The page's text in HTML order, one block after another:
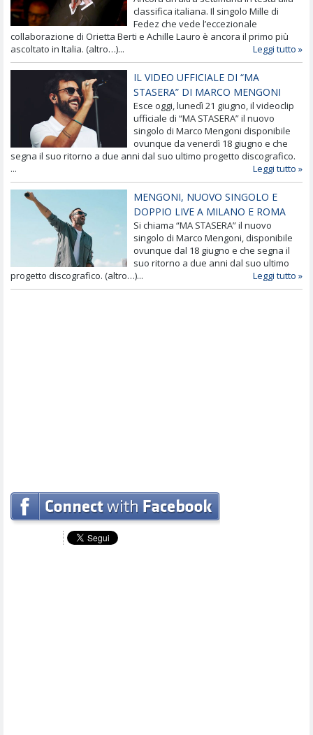
classifica italiana. Il singolo Mille di
Fedez che vede l’eccezionale
collaborazione di Orietta Berti e Achille Lauro è ancora il primo più
ascoltato in Italia. (altro…)...
Leggi tutto »
IL VIDEO UFFICIALE DI “MA
STASERA” DI MARCO MENGONI
Esce oggi, lunedì 21 giugno, il videoclip
ufficiale di “MA STASERA” il nuovo
singolo di Marco Mengoni disponibile
ovunque da venerdì 18 giugno e che
segna il suo ritorno a due anni dal suo ultimo progetto discografico.
...
Leggi tutto »
MENGONI, NUOVO SINGOLO E
DOPPIO LIVE A MILANO E ROMA
Si chiama “MA STASERA” il nuovo
singolo di Marco Mengoni, disponibile
ovunque dal 18 giugno e che segna il
suo ritorno a due anni dal suo ultimo
progetto discografico. (altro…)...
Leggi tutto »